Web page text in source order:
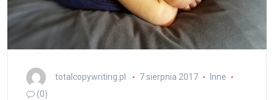
totalcopywriting.pl 7 sierpnia 2017
Inne
(0)